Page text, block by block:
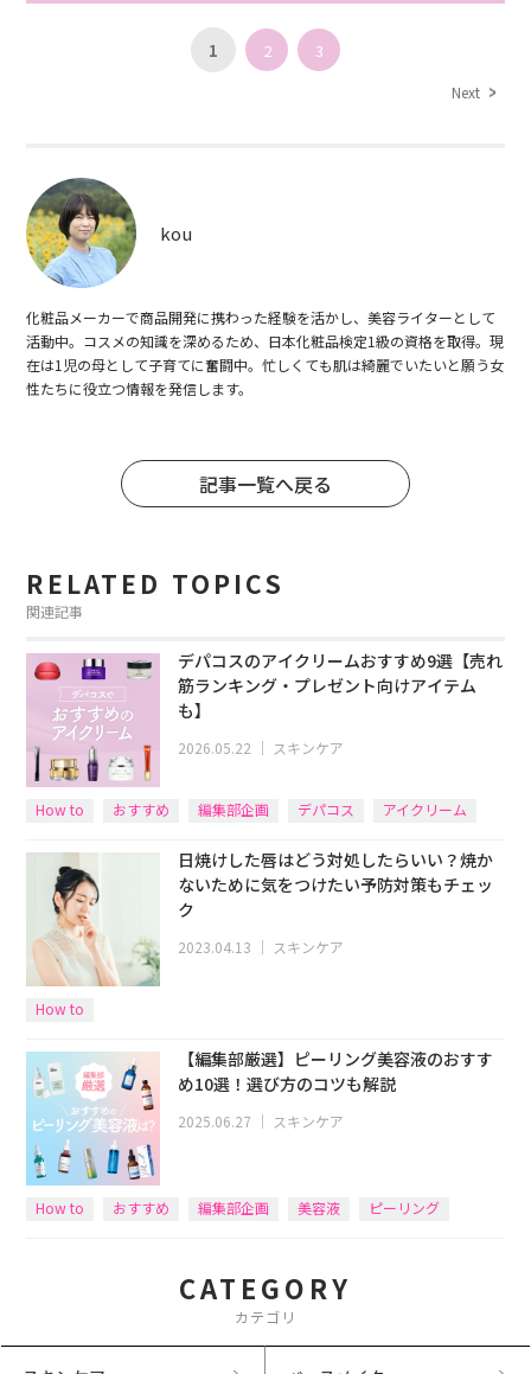
1 2 3
Next
kou
化粧品メーカーで商品開発に携わった経験を活かし、美容ライターとして
活動中。コスメの知識を深めるため、日本化粧品検定1級の資格を取得。現
在は1児の母として子育てに奮闘中。忙しくても肌は綺麗でいたいと願う女
性たちに役立つ情報を発信します。
記事一覧へ戻る
RELATED TOPICS
関連記事
デパコスのアイクリームおすすめ9選【売れ
筋ランキング・プレゼント向けアイテム
も】
2026.05.22 ｜ スキンケア
How to おすすめ 編集部企画 デパコス アイクリーム
日焼けした唇はどう対処したらいい？焼か
ないために気をつけたい予防対策もチェッ
ク
2023.04.13 ｜ スキンケア
How to
【編集部厳選】ピーリング美容液のおすす
め10選！選び方のコツも解説
2025.06.27 ｜ スキンケア
How to おすすめ 編集部企画 美容液 ピーリング
CATEGORY
カテゴリ